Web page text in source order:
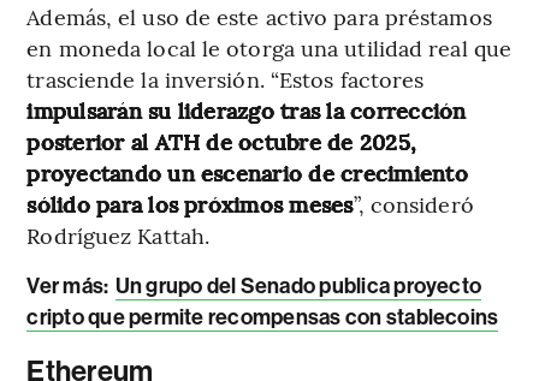
Además, el uso de este activo para préstamos
en moneda local le otorga una utilidad real que
trasciende la inversión. “Estos factores
impulsarán su liderazgo tras la corrección
posterior al ATH de octubre de 2025,
proyectando un escenario de crecimiento
sólido para los próximos meses”, consideró
Rodríguez Kattah.
Ver más: Un grupo del Senado publica proyecto
cripto que permite recompensas con stablecoins
Ethereum